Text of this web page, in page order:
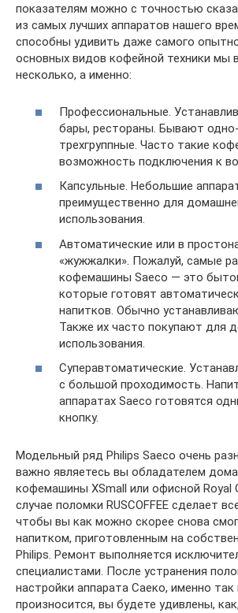
показателям можно с точностью
из самых лучших аппаратов нашего
способны удивить даже самого
основных видов кофейной техники мы
несколько, а именно:
Профессиональные.
бары, рестораны. Бывают
трехгруппные. Часто такие
возможность подключения к
Капсульные. Небольшие
преимущественно для
использования.
Автоматические или в
«жужжалки». Пожалуй, самые
кофемашины Saeco — это
которые готовят
напитков. Обычно
Также их часто покупают для
использования.
Суперавтоматические.
с большой проходимость.
аппаратах Saeco готовятся
кнопку.
Модельный ряд Philips Saeco очень
важно являетесь вы обладателем
кофемашины XSmall или офисной Royal
случае поломки RUSCOFFEE сделает
чтобы вы как можно скорее снова
напитком, приготовленным на
Philips. Ремонт выполняется
специалистами. После устранения
настройки аппарата Саеко, именно так
произносится, вы будете удивлены,